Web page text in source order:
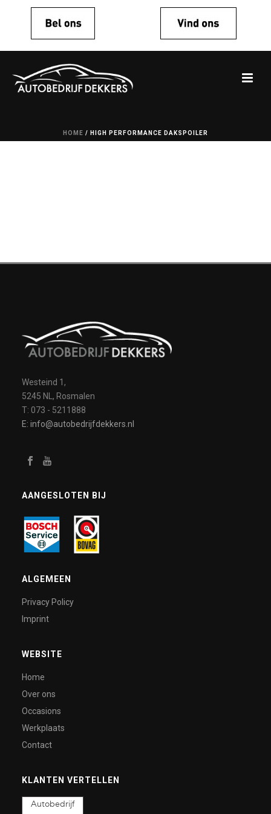
HOME / HIGH PERFORMANCE DAKSPOILER
Westeind 1,
5245 NL, Rosmalen
T: 073 - 5211888
E: info@autobedrijfdekkers.nl
AANGESLOTEN BIJ
ALGEMEEN
Privacy Policy
Imprint
WEBSITE
Home
Over ons
Occasions
Werkplaats
Contact
KLANTEN VERTELLEN
Autobedrijf